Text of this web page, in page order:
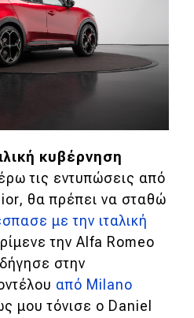
κυβέρνηση
τις εντυπώσεις από
θα πρέπει να σταθώ
με την ιταλική
την Alfa Romeo
στην
από Milano
μου τόνισε ο Daniel